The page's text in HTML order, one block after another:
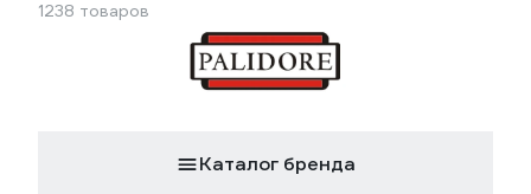
1238 товаров
Каталог бренда